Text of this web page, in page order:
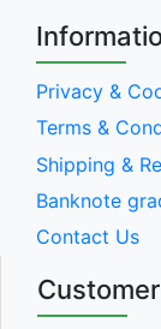
Privacy &
Terms &
Shipping &
Banknote
Contact Us